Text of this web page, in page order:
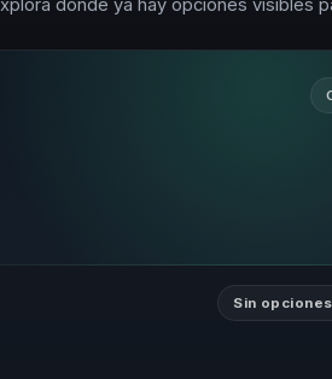
dónde ya hay opciones visibles
Sin